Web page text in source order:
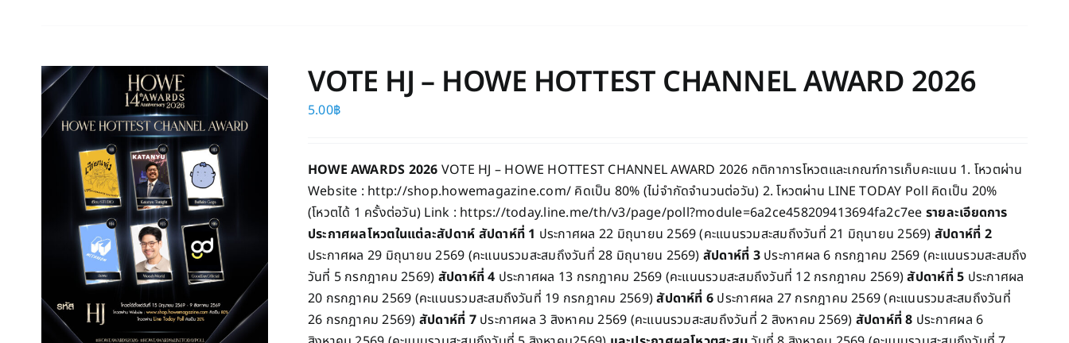
VOTE HJ – HOWE HOTTEST CHANNEL AWARD 2026
5.00฿
HOWE AWARDS 2026 VOTE HJ – HOWE HOTTEST CHANNEL AWARD 2026 กติกาการโหวตและเกณฑ์การเก็บคะแนน 1. โหวตผ่าน
Website : http://shop.howemagazine.com/ คิดเป็น 80% (ไม่จำกัดจำนวนต่อวัน) 2. โหวตผ่าน LINE TODAY Poll คิดเป็น 20%
(โหวตได้ 1 ครั้งต่อวัน) Link : https://today.line.me/th/v3/page/poll?module=6a2ce458209413694fa2c7ee รายละเอียดการ
ประกาศผลโหวตในแต่ละสัปดาห์ สัปดาห์ที่ 1 ประกาศผล 22 มิถุนายน 2569 (คะแนนรวมสะสมถึงวันที่ 21 มิถุนายน 2569) สัปดาห์ที่ 2
ประกาศผล 29 มิถุนายน 2569 (คะแนนรวมสะสมถึงวันที่ 28 มิถุนายน 2569) สัปดาห์ที่ 3ประกาศผล 6 กรกฎาคม 2569 (คะแนนรวมสะสมถึง
วันที่ 5 กรกฎาคม 2569) สัปดาห์ที่ 4 ประกาศผล 13 กรกฎาคม 2569 (คะแนนรวมสะสมถึงวันที่ 12 กรกฎาคม 2569)สัปดาห์ที่ 5 ประกาศผล
20 กรกฎาคม 2569 (คะแนนรวมสะสมถึงวันที่ 19 กรกฎาคม 2569)สัปดาห์ที่ 6 ประกาศผล 27 กรกฎาคม 2569 (คะแนนรวมสะสมถึงวันที่
26 กรกฎาคม 2569) สัปดาห์ที่ 7 ประกาศผล 3 สิงหาคม 2569 (คะแนนรวมสะสมถึงวันที่ 2 สิงหาคม 2569) สัปดาห์ที่ 8 ประกาศผล 6